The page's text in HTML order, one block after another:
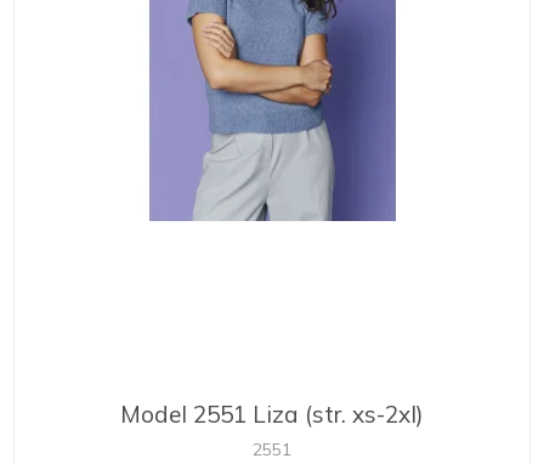
Model 2551 Liza (str. xs-2xl)
2551